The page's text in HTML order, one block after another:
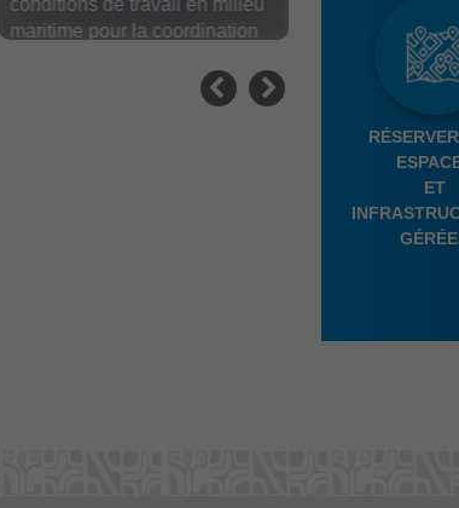
conditions de travail en milieu
maritime pour la coordination
des navires sur le dock flottant
> Lire
ET